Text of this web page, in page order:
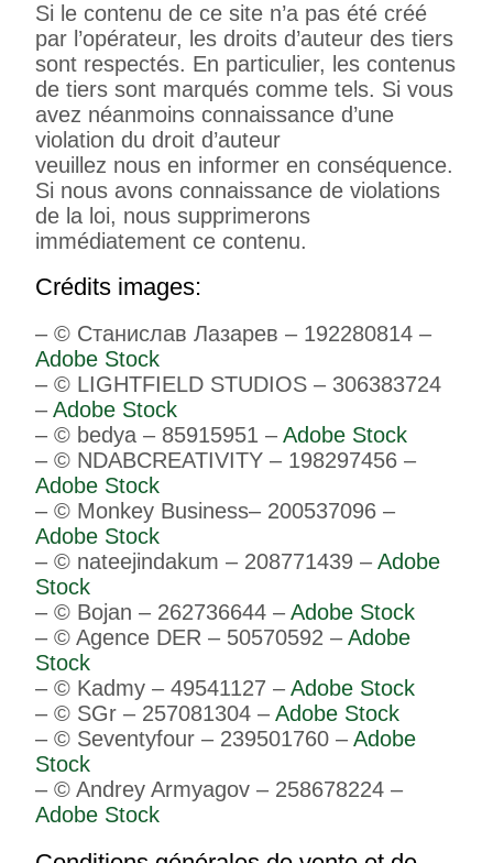
Si le contenu de ce site n’a pas été créé
par l’opérateur, les droits d’auteur des tiers
sont respectés. En particulier, les contenus
de tiers sont marqués comme tels. Si vous
avez néanmoins connaissance d’une
violation du droit d’auteur
veuillez nous en informer en conséquence.
Si nous avons connaissance de violations
de la loi, nous supprimerons
immédiatement ce contenu.
Crédits images:
– © Станислав Лазарев – 192280814 –
Adobe Stock
– © LIGHTFIELD STUDIOS – 306383724
–Adobe Stock
– © bedya – 85915951 –Adobe Stock
– © NDABCREATIVITY – 198297456 –
Adobe Stock
– © Monkey Business– 200537096 –
Adobe Stock
– © nateejindakum – 208771439 –Adobe
Stock
– © Bojan – 262736644 –Adobe Stock
– © Agence DER – 50570592 –Adobe
Stock
– © Kadmy – 49541127 –Adobe Stock
– © SGr – 257081304 –Adobe Stock
– © Seventyfour – 239501760 –Adobe
Stock
– © Andrey Armyagov – 258678224 –
Adobe Stock